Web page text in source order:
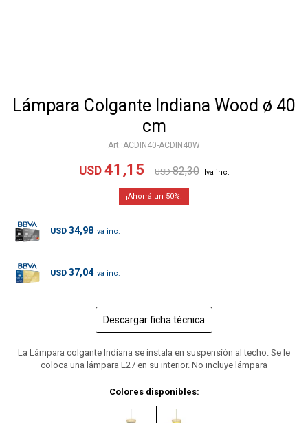
Lámpara Colgante Indiana Wood ø 40
cm
ACDIN40-ACDIN40W
USD 41,15 USD 82,30
50
USD 34,98
USD 37,04
Descargar ficha técnica
La Lámpara colgante Indiana se instala en suspensión al techo. Se le
coloca una lámpara E27 en su interior. No incluye lámpara
Colores disponibles: